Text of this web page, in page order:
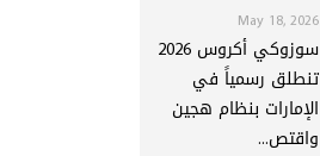
May 18, 2026
سوزوكي أكروس 2026
تنطلق رسمياً في
الإمارات بنظام هجين
واقتص...